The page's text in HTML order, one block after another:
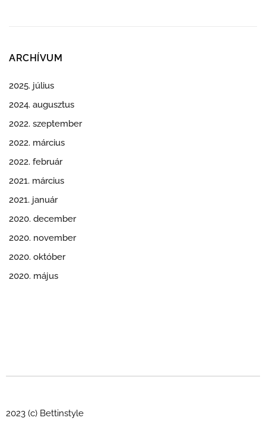
ARCHÍVUM
2025. július
2024. augusztus
2022. szeptember
2022. március
2022. február
2021. március
2021. január
2020. december
2020. november
2020. október
2020. május
2023 (c) Bettinstyle